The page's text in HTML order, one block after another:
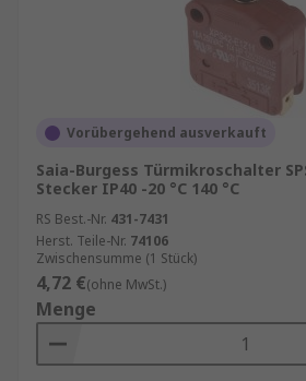
Vorübergehend ausverkauft
Saia-Burgess Türmikroschalter
Stecker IP40 -20 °C 140 °C
RS Best.-Nr. 431-7431
Herst. Teile-Nr. 74106
Zwischensumme (1 Stück)
4,72 €(ohne MwSt.)
Menge